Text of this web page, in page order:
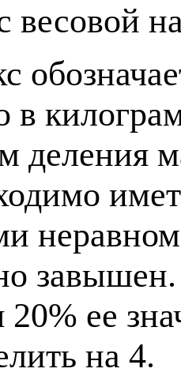
в
деления
20% ее
на 4.